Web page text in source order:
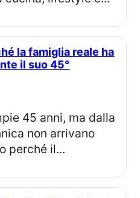
il suo 45°
non arrivano
perché il...